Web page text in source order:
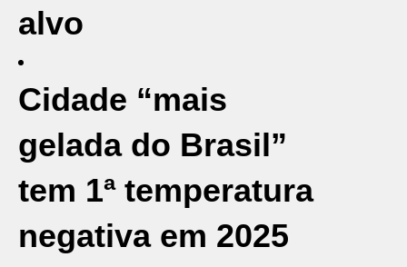
alvo
Cidade “mais
gelada do Brasil”
tem 1ª temperatura
negativa em 2025